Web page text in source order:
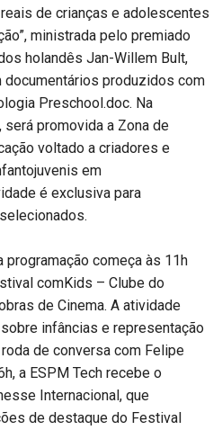
de crianças e adolescentes
ministrada pelo premiado
holandês Jan-Willem Bult,
documentários produzidos com
Preschool.doc. Na
será promovida a Zona de
voltado a criadores e
em
é exclusiva para
programação começa às 11h
comKids – Clube do
de Cinema. A atividade
infâncias e representação
de conversa com Felipe
a ESPM Tech recebe o
Internacional, que
de destaque do Festival